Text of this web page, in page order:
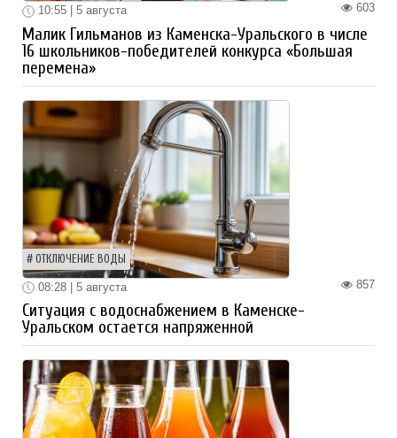
603
10:55 | 5 августа
Малик Гильманов из Каменска-Уральского в числе
16 школьников-победителей конкурса «Большая
перемена»
ОТКЛЮЧЕНИЕ ВОДЫ
857
08:28 | 5 августа
Ситуация с водоснабжением в Каменске-
Уральском остается напряженной